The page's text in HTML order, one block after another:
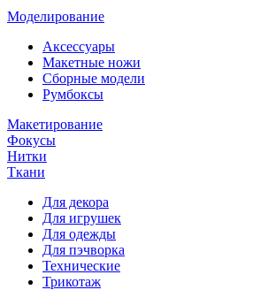
Моделирование
Аксессуары
Макетные ножи
Сборные модели
Румбоксы
Макетирование
Фокусы
Нитки
Ткани
Для декора
Для игрушек
Для одежды
Для пэчворка
Технические
Трикотаж